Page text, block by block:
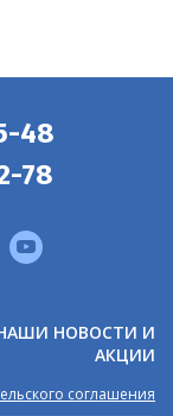
НОВОСТИ И
АКЦИИ
соглашения
48
78